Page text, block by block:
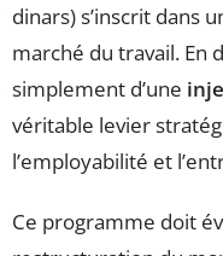
dinars) s’inscrit dans
marché du travail. En
simplement d’une
véritable levier
l’employabilité et
Ce programme doit